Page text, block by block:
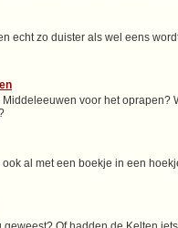
echt zo duister als wel eens
voor het
al met een boekje in een